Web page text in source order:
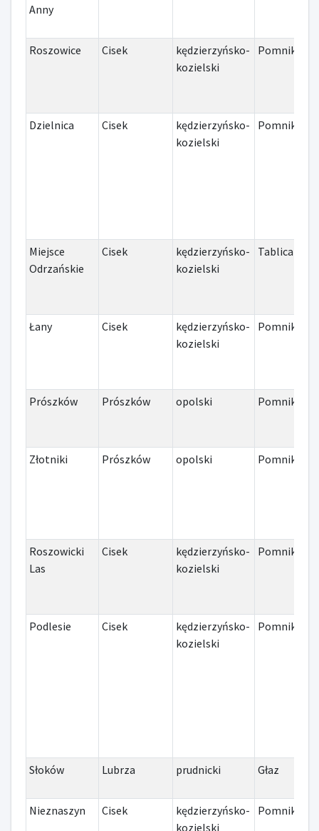
Anny
Roszowice Cisek
kędzierzyńsko-
kozielski
Pomnik
Dzielnica Cisek
kędzierzyńsko-
kozielski
Pomnik
Miejsce
Odrzańskie
Cisek
kędzierzyńsko-
kozielski
Tablica
Łany Cisek
kędzierzyńsko-
kozielski
Pomnik
Prószków Prószków opolski Pomnik
Złotniki Prószków opolski Pomnik
Roszowicki
Las
Cisek
kędzierzyńsko-
kozielski
Pomnik
Podlesie Cisek
kędzierzyńsko-
kozielski
Pomnik
Słoków Lubrza prudnicki Głaz
Nieznaszyn Cisek
kędzierzyńsko-
kozielski
Pomnik